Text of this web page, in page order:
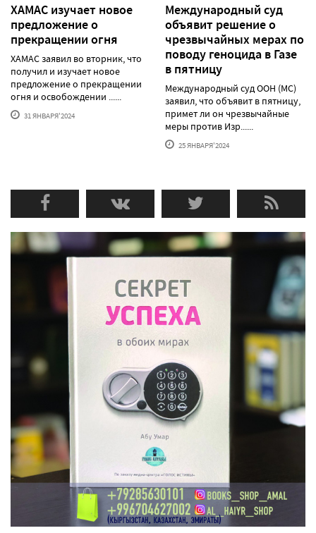
ХАМАС изучает новое
предложение о
прекращении огня
ХАМАС заявил во вторник, что
получил и изучает новое
предложение о прекращении
огня и освобождении ......
31 ЯНВАРЯ'2024
Международный суд
объявит решение о
чрезвычайных мерах по
поводу геноцида в Газе
в пятницу
Международный суд ООН (МС)
заявил, что объявит в пятницу,
примет ли он чрезвычайные
меры против Изр......
25 ЯНВАРЯ'2024